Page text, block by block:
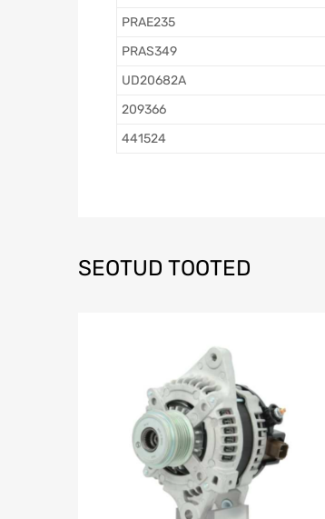
PRAE235
PRAS349
UD20682A
209366
441524
SEOTUD TOOTED